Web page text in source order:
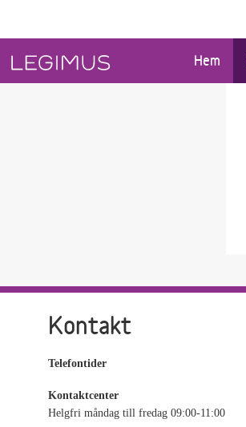
Hem
Kontakt
Telefontider
Kontaktcenter
Helgfri måndag till fredag 09:00-11:00